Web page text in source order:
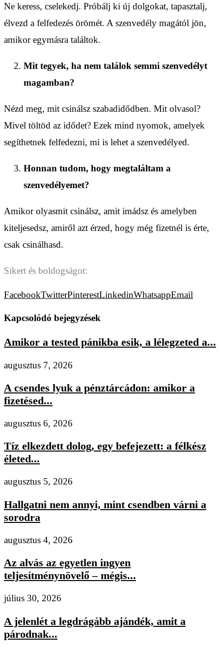
Ne keress, cselekedj. Próbálj ki új dolgokat, tapasztalj,
élvezd a felfedezés örömét. A szenvedély magától jön,
amikor egymásra találtok.
Mit tegyek, ha nem találok semmi szenvedélyt
magamban?
Nézd meg, mit csinálsz szabadidődben. Mit olvasol?
Mivel töltöd az idődet? Ezek mind nyomok, amelyek
segíthetnek felfedezni, mi is lehet a szenvedélyed.
Honnan tudom, hogy megtaláltam a
szenvedélyemet?
Amikor olyasmit csinálsz, amit imádsz és amelyben
kiteljesedsz, amiről azt érzed, hogy még fizetnél is érte,
csak csinálhasd.
Sikert és boldogságot:
FacebookTwitterPinterestLinkedinWhatsappEmail
Kapcsolódó bejegyzések
Amikor a tested pánikba esik, a lélegzeted a...
augusztus 7, 2026
A csendes lyuk a pénztárcádon: amikor a
fizetésed...
augusztus 6, 2026
Tíz elkezdett dolog, egy befejezett: a félkész
életed...
augusztus 5, 2026
Hallgatni nem annyi, mint csendben várni a
sorodra
augusztus 4, 2026
Az alvás az egyetlen ingyen
teljesítménynövelő – mégis...
július 30, 2026
A jelenlét a legdrágább ajándék, amit a
párodnak...